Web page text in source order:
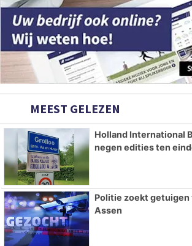
MEEST GELEZEN
Holland International
negen edities ten
Politie zoekt getuigen
Assen